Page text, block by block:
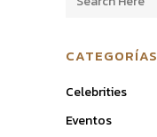
CATEGORÍAS
Celebrities
Eventos